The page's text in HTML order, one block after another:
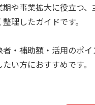
期や事業拡大に役立つ
整理したガイドです。
者・補助額・活用のポ
い方におすすめです。